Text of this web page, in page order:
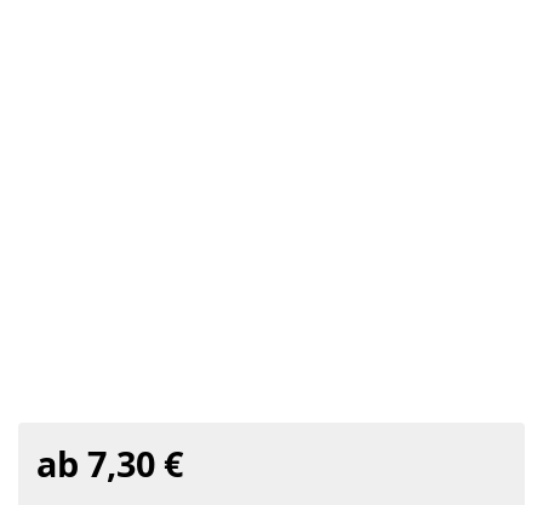
ab 7,30 €